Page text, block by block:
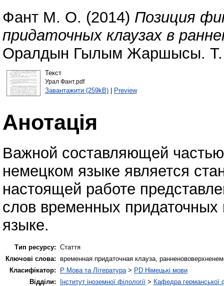
Фант М. О. (2014) Позиция
придаточных клаузах в
Оралдын Гылым Жаршысы.
Текст
Урал Фант.pdf
Завантажити (259kB)| Preview
Анотація
Важной составляющей
немецком языке является
настоящей работе
слов временных
языке.
Тип ресурсу: Стаття
Ключові слова: временная придаточная клауза,
Класифікатор:
P Мова та Література > PD Німецькі мови
Відділи:
Інститут іноземної філології > Кафедра германської